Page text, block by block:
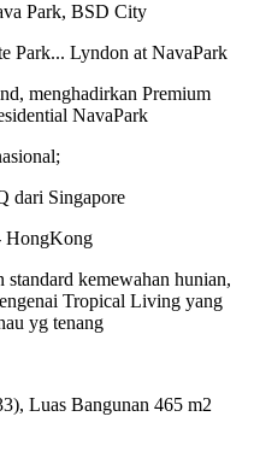
Park, BSD City
Park... Lyndon at NavaPark
menghadirkan Premium
NavaPark
dari Singapore
HongKong
kemewahan hunian,
Tropical Living yang
yg tenang
Luas Bangunan 465 m2